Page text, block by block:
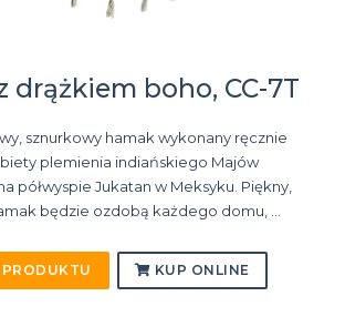
drążkiem boho, CC-7T
sznurkowy hamak wykonany ręcznie
plemienia indiańskiego Majów
półwyspie Jukatan w Meksyku. Piękny,
będzie ozdobą każdego domu, ...
KUP ONLINE